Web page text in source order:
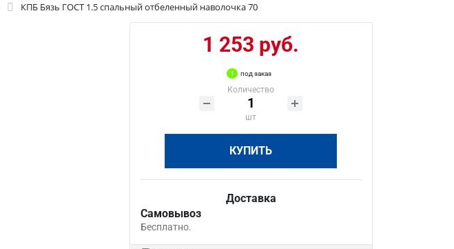
КПБ Бязь ГОСТ 1.5 спальный отбеленный наволочка 70
1 253 руб.
под заказ
Количество
шт
КУПИТЬ
Доставка
Самовывоз
Бесплатно.